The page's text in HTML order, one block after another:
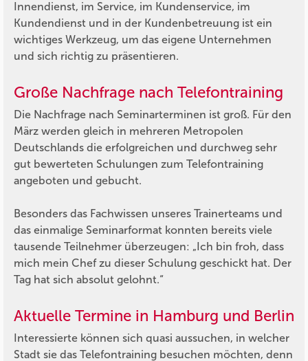
Innendienst, im Service, im Kundenservice, im
Kundendienst und in der Kundenbetreuung ist ein
wichtiges Werkzeug, um das eigene Unternehmen
und sich richtig zu präsentieren.
Große Nachfrage nach Telefontraining
Die Nachfrage nach Seminarterminen ist groß. Für den
März werden gleich in mehreren Metropolen
Deutschlands die erfolgreichen und durchweg sehr
gut bewerteten Schulungen zum Telefontraining
angeboten und gebucht.
Besonders das Fachwissen unseres Trainerteams und
das einmalige Seminarformat konnten bereits viele
tausende Teilnehmer überzeugen: „Ich bin froh, dass
mich mein Chef zu dieser Schulung geschickt hat. Der
Tag hat sich absolut gelohnt.“
Aktuelle Termine in Hamburg und Berlin
Interessierte können sich quasi aussuchen, in welcher
Stadt sie das Telefontraining besuchen möchten, denn